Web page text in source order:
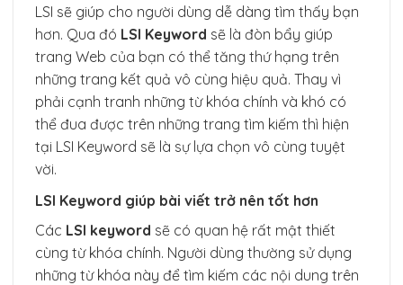
LSI sẽ giúp cho người dùng dễ dàng tìm thấy bạn
hơn. Qua đó LSI Keyword sẽ là đòn bẩy giúp
trang Web của bạn có thể tăng thứ hạng trên
những trang kết quả vô cùng hiệu quả. Thay vì
phải cạnh tranh những từ khóa chính và khó có
thể đua được trên những trang tìm kiếm thì hiện
tại LSI Keyword sẽ là sự lựa chọn vô cùng tuyệt
vời.
LSI Keyword giúp bài viết trở nên tốt hơn
Các LSI keyword sẽ có quan hệ rất mật thiết
cùng từ khóa chính. Người dùng thường sử dụng
những từ khóa này để tìm kiếm các nội dung trên